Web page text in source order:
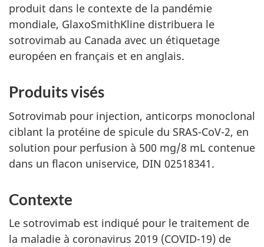
produit dans le contexte de la pandémie
mondiale, GlaxoSmithKline distribuera le
sotrovimab au Canada avec un étiquetage
européen en français et en anglais.
Produits visés
Sotrovimab pour injection, anticorps monoclonal
ciblant la protéine de spicule du SRAS-CoV-2, en
solution pour perfusion à 500 mg/8 mL contenue
dans un flacon uniservice, DIN 02518341.
Contexte
Le sotrovimab est indiqué pour le traitement de
la maladie à coronavirus 2019 (COVID-19) de